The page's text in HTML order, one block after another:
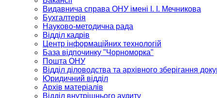
Видавнича справа ОНУ імені І. І. Мечникова
Бухгалтерія
Науково-методична рада
Відділ кадрів
Центр інформаційних технологій
База відпочинку "Чорноморка"
Пошта ОНУ
Відділ діловодства та архівного зберігання
Юридичний відділ
Архів матеріалів
Відділ внутрішнього аудиту